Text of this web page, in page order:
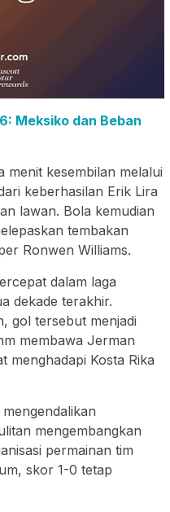
Meksiko dan Beban
menit kesembilan melalui
keberhasilan Erik Lira
lawan. Bola kemudian
tembakan
Ronwen Williams.
dalam laga
dekade terakhir.
gol tersebut menjadi
membawa Jerman
menghadapi Kosta Rika
mengembangkan
permainan tim
skor 1-0 tetap